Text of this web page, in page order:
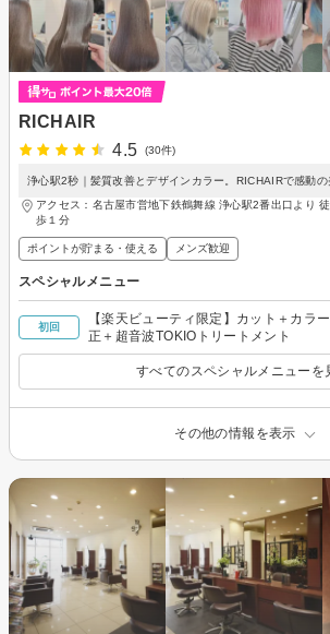
RICHAIR
4.5
(30件)
浄心駅2秒｜髪質改善とデザインカラー。RICHAIRで感動の
アクセス：名古屋市営地下鉄鶴舞線 浄心駅2番出口よ
歩１分
ポイントが貯まる・使える メンズ歓迎
スペシャルメニュー
初回
【楽天ビューティ限定】カット＋カラ
正＋超音波TOKIOトリートメント
すべてのスペシャルメニューを
その他の情報を表示